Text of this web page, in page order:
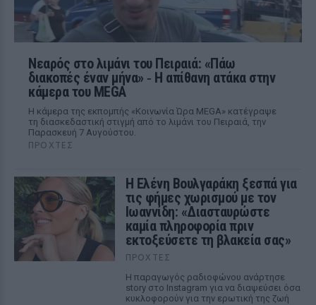
Νεαρός στο λιμάνι του Πειραιά: «Πάω
διακοπές έναν μήνα» ‑ Η απίθανη ατάκα στην
κάμερα του MEGA
Η κάμερα της εκπομπής «Κοινωνία Ώρα MEGA» κατέγραψε
τη διασκεδαστική στιγμή από το λιμάνι του Πειραιά, την
Παρασκευή 7 Αυγούστου.
ΠΡΟΧΤΈΣ
Η Ελένη Βουλγαράκη ξεσπά για
τις φήμες χωρισμού με τον
Ιωαννίδη: «Διασταυρώστε
καμία πληροφορία πριν
εκτοξεύσετε τη βλακεία σας»
ΠΡΟΧΤΈΣ
Η παραγωγός ραδιοφώνου ανάρτησε
story στο Instagram για να διαψεύσει όσα
κυκλοφορούν για την ερωτική της ζωή